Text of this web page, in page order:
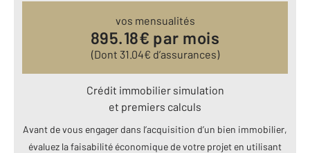
vos mensualités
895.18€ par mois
(Dont 31.04€ d’assurances)
Crédit immobilier simulation
et premiers calculs
Avant de vous engager dans l’acquisition d’un bien immobilier,
évaluez la faisabilité économique de votre projet en utilisant